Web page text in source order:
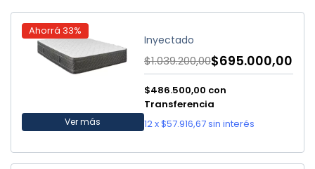
Ahorrá 33%
Ver más
Inyectado
$695.000,00
$1.039.200,00
$486.500,00 con
Transferencia
12x$57.916,67sin interés